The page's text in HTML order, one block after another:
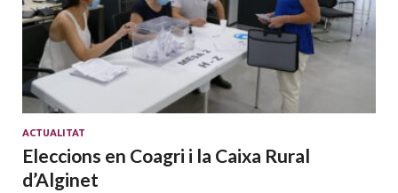
ACTUALITAT
Eleccions en Coagri i la Caixa Rural
d’Alginet